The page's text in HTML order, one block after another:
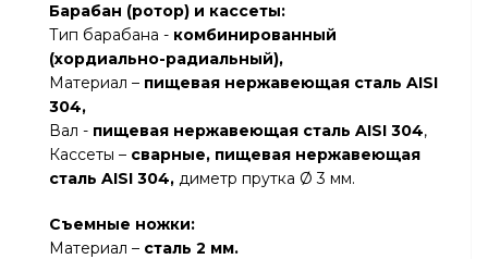
Барабан (ротор) и кассеты:
Тип барабана - комбинированный
(хордиально-радиальный),
Материал – пищевая нержавеющая сталь AISI
304,
Вал - пищевая нержавеющая сталь AISI 304,
Кассеты – сварные, пищевая нержавеющая
сталь AISI 304, диметр прутка Ø 3 мм.
Съемные ножки:
Материал – сталь 2 мм.